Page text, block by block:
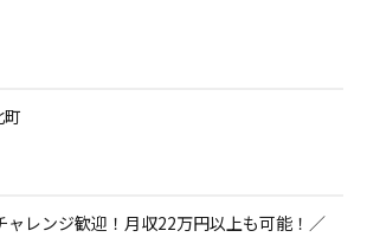
ャレンジ歓迎！月収22万円以上も可能！／